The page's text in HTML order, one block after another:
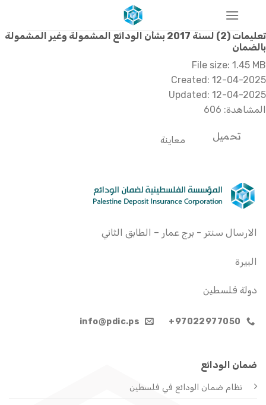
للمحتوى
تعليمات (2) لسنة 2017 بشأن الودائع المشمولة وغير المشمولة
بالضمان
File size: 1.45 MB
Created: 12-04-2025
Updated: 12-04-2025
المشاهدة: 606
تحميل معاينة
الارسال سنتر - برج عمار – الطابق الثاني
البيرة
دولة فلسطين
97022977050+
info@pdic.ps
ضمان الودائع
نظام ضمان الودائع في فلسطين